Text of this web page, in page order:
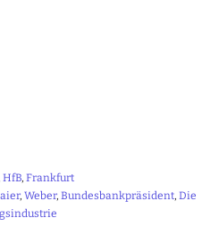
HfB, Frankfurt
, Weber, Bundesbankpräsident, Die